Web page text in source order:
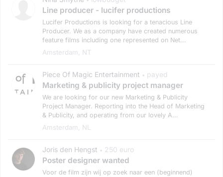
Line producer - lucifer productions
Lucifer Productions is looking for a tenacious Line
Producer. We as a company have created numerous
feature films including one represented on Net...
Amsterdam, NT
Piece Of Magic Entertainment • payed
Marketing & publicity project manager
We are looking for our new Marketing & Publicity
Project Manager. Reporting into the Head of Marketing
& Publicity, and operating from our lovely A...
Amsterdam, NL
Joris den Hengst • 250 euro
Poster designer wanted
Voor de film zijn wij op zoek naar een (beginnend)